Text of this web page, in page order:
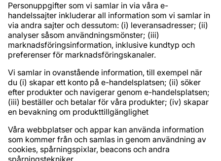
Personuppgifter som vi samlar in via våra e-
handelssajter inkluderar all information som vi samlar in
via andra sajter och dessutom: (i) leveransadresser; (ii)
analyser såsom användningsmönster; (iii)
marknadsföringsinformation, inklusive kundtyp och
preferenser för marknadsföringskanaler.
Vi samlar in ovanstående information, till exempel när
du (i) skapar ett konto på e-handelsplatsen; (ii) söker
efter produkter och navigerar genom e-handelsplatsen;
(iii) beställer och betalar för våra produkter; (iv) skapar
en bevakning om produkttillgänglighet
Våra webbplatser och appar kan använda information
som kommer från och samlas in genom användning av
cookies, spårningspixlar, beacons och andra